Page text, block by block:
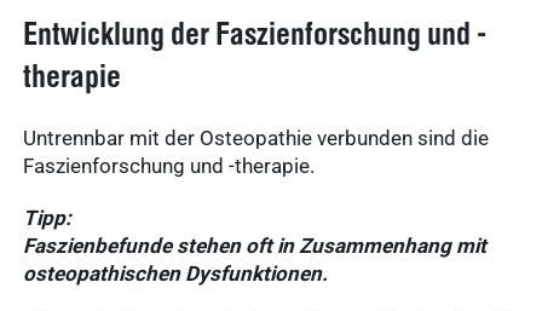
Entwicklung der Faszienforschung und -
therapie
Untrennbar mit der Osteopathie verbunden sind die
Faszienforschung und -therapie.
Tipp:
Faszienbefunde stehen oft in Zusammenhang mit
osteopathischen Dysfunktionen.